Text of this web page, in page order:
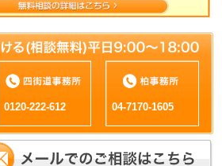
0120-222-612 04-7170-1605